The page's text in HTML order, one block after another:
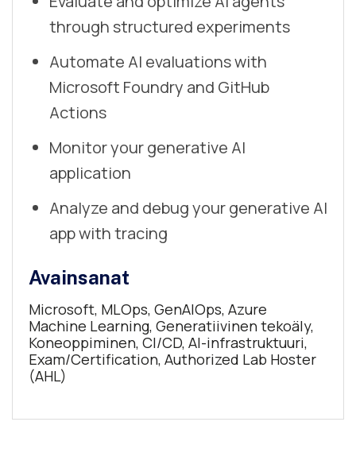
through structured experiments
Automate AI evaluations with
Microsoft Foundry and GitHub
Actions
Monitor your generative AI
application
Analyze and debug your generative AI
app with tracing
Avainsanat
Microsoft, MLOps, GenAIOps, Azure
Machine Learning, Generatiivinen tekoäly,
Koneoppiminen, CI/CD, AI-infrastruktuuri,
Exam/Certification, Authorized Lab Hoster
(AHL)